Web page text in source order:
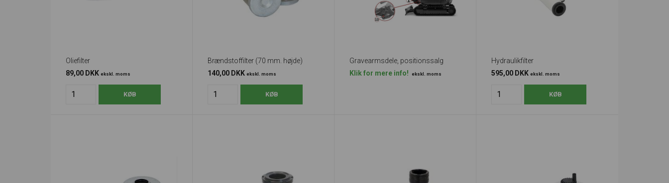
Oliefilter
89,00 DKK ekskl. moms
Brændstoffilter (70 mm. højde)
140,00 DKK ekskl. moms
Gravearmsdele, positionssalg
Klik for mere info!
ekskl. moms
Hydraulikfilter
595,00 DKK ekskl. moms